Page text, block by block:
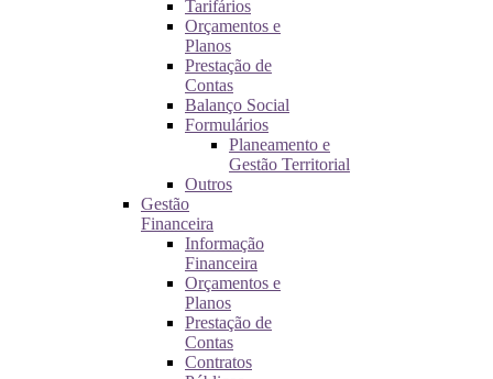
Tarifários
Orçamentos e
Planos
Prestação de
Contas
Balanço Social
Formulários
Planeamento e
Gestão Territorial
Outros
Gestão
Financeira
Informação
Financeira
Orçamentos e
Planos
Prestação de
Contas
Contratos